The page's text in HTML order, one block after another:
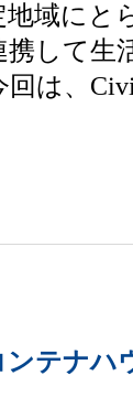
域にと
携して生
は、
テナハ